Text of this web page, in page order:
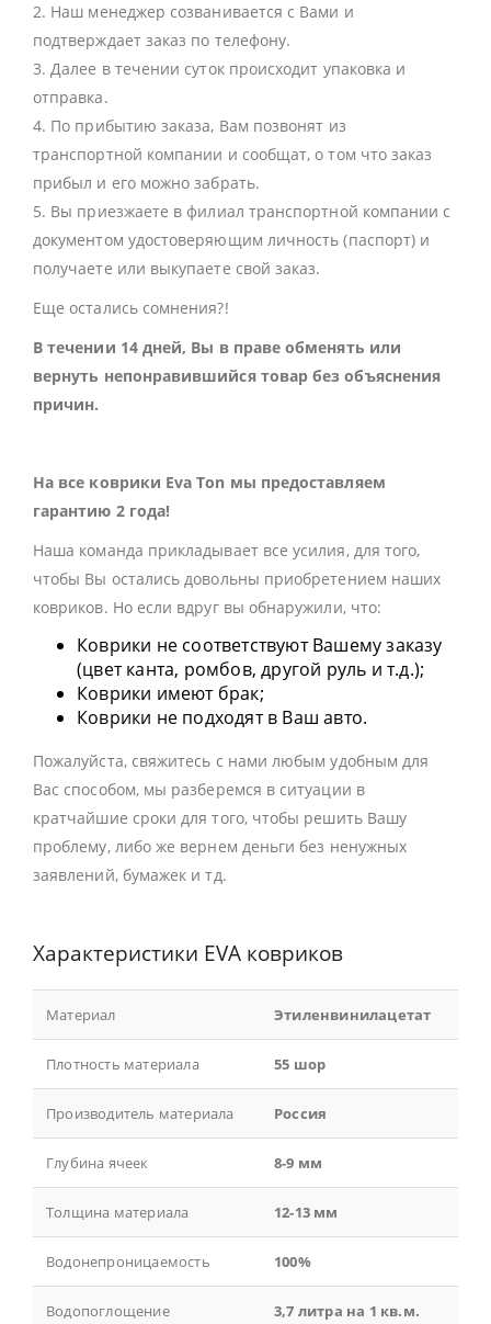
2. Наш менеджер созванивается с Вами и
подтверждает заказ по телефону.
3. Далее в течении суток происходит упаковка и
отправка.
4. По прибытию заказа, Вам позвонят из
транспортной компании и сообщат, о том что заказ
прибыл и его можно забрать.
5. Вы приезжаете в филиал транспортной компании с
документом удостоверяющим личность (паспорт) и
получаете или выкупаете свой заказ.
Еще остались сомнения?!
В течении 14 дней, Вы в праве обменять или
вернуть непонравившийся товар без объяснения
причин.
На все коврики Eva Ton мы предоставляем
гарантию 2 года!
Наша команда прикладывает все усилия, для того,
чтобы Вы остались довольны приобретением наших
ковриков. Но если вдруг вы обнаружили, что:
Коврики не соответствуют Вашему заказу
(цвет канта, ромбов, другой руль и т.д.);
Коврики имеют брак;
Коврики не подходят в Ваш авто.
Пожалуйста, свяжитесь с нами любым удобным для
Вас способом, мы разберемся в ситуации в
кратчайшие сроки для того, чтобы решить Вашу
проблему, либо же вернем деньги без ненужных
заявлений, бумажек и тд.
Характеристики EVA ковриков
Материал Этиленвинилацетат
Плотность материала 55 шор
Производитель материала Россия
Глубина ячеек 8-9 мм
Толщина материала 12-13 мм
Водонепроницаемость 100%
Водопоглощение 3,7 литра на 1 кв.м.